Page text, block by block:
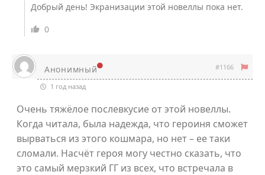
Добрый день! Экранизации этой новеллы пока нет.
0
Анонимный #1166
1 год назад
Очень тяжёлое послевкусие от этой новеллы.
Когда читала, была надежда, что героиня сможет
вырваться из этого кошмара, но нет – ее таки
сломали. Насчёт героя могу честно сказать, что
это самый мерзкий ГГ из всех, что встречала в